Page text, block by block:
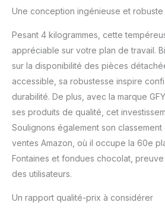
est trop
pas de
vapeur
machine
chocolat
mise
Une conception ingénieuse et robuste
Pesant 4 kilogrammes, cette
appréciable sur votre plan de travail.
sur la disponibilité des pièces
accessible, sa robustesse inspire
durabilité. De plus, avec la marque
ses produits de qualité, cet
Soulignons également son classement
ventes Amazon, où il occupe la 60e
Fontaines et fondues chocolat,
des utilisateurs.
Un rapport qualité-prix à considérer